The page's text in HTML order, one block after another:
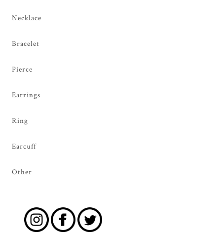
Necklace
Bracelet
Pierce
Earrings
Ring
Earcuff
Other